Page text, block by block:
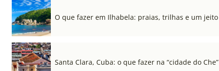
O que fazer em Ilhabela: praias, trilhas e um
Santa Clara, Cuba: o que fazer na “cidade do Che”